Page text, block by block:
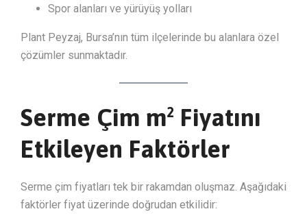
Spor alanları ve yürüyüş yolları
Plant Peyzaj, Bursa’nın tüm ilçelerinde bu alanlara özel
çözümler sunmaktadır.
Serme Çim m² Fiyatını
Etkileyen Faktörler
Serme çim fiyatları tek bir rakamdan oluşmaz. Aşağıdaki
faktörler fiyat üzerinde doğrudan etkilidir: